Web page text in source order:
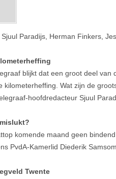
Paradijs, Herman Finkers,
blijkt dat een groot deel van
kilometerheffing. Wat zijn de
hoofdredacteur Sjuul
komende maand geen
PvdA-Kamerlid Diederik
Twente